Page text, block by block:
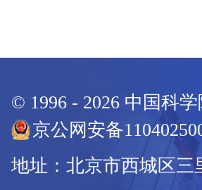
© 1996 - 2026 中国科
京公网安备
地址：北京市西城区三